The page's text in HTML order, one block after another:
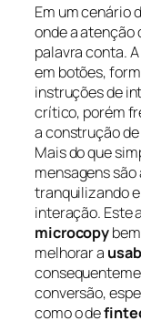
Em um cenário
onde a atenção
palavra conta. A
em botões,
instruções de
crítico, porém
a construção
Mais do que
mensagens
tranquilizando
interação. Este
microcopy
melhorar a
conversão,
como o de